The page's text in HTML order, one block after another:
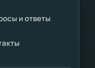
и ответы